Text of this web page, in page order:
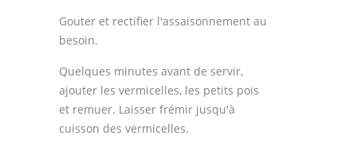
Gouter et rectifier l'assaisonnement au
besoin.
Quelques minutes avant de servir,
ajouter les vermicelles, les petits pois
et remuer. Laisser frémir jusqu'à
cuisson des vermicelles.